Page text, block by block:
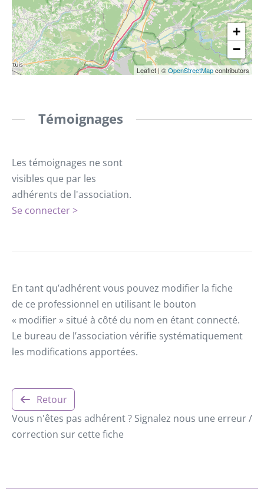
+
−
Leaflet| ©OpenStreetMapcontributors
Témoignages
Les témoignages ne sont
visibles que par les
adhérents de l'association.
Se connecter >
En tant qu’adhérent vous pouvez modifier la fiche
de ce professionnel en utilisant le bouton
« modifier » situé à côté du nom en étant connecté.
Le bureau de l’association vérifie systématiquement
les modifications apportées.
Retour
Vous n'êtes pas adhérent ? Signalez nous une erreur /
correction sur cette fiche